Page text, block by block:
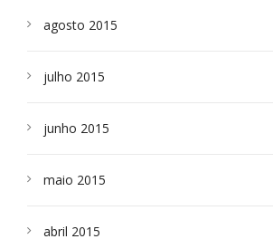
agosto 2015
julho 2015
junho 2015
maio 2015
abril 2015